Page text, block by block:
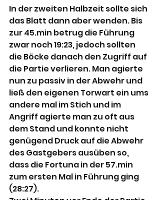
In der zweiten Halbzeit sollte sich
das Blatt dann aber wenden. Bis
zur 45.min betrug die Führung
zwar noch 19:23, jedoch sollten
die Böcke danach den Zugriff auf
die Partie verlieren. Man agierte
nun zu passiv in der Abwehr und
ließ den eigenen Torwart ein ums
andere mal im Stich und im
Angriff agierte man zu oft aus
dem Stand und konnte nicht
genügend Druck auf die Abwehr
des Gastgebers ausüben so,
dass die Fortuna in der 57.min
zum ersten Mal in Führung ging
(28:27).